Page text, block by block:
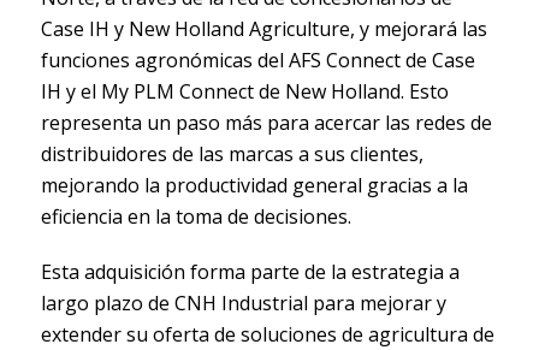
Case IH y New Holland Agriculture, y mejorará las
funciones agronómicas del AFS Connect de Case
IH y el My PLM Connect de New Holland. Esto
representa un paso más para acercar las redes de
distribuidores de las marcas a sus clientes,
mejorando la productividad general gracias a la
eficiencia en la toma de decisiones.
Esta adquisición forma parte de la estrategia a
largo plazo de CNH Industrial para mejorar y
extender su oferta de soluciones de agricultura de